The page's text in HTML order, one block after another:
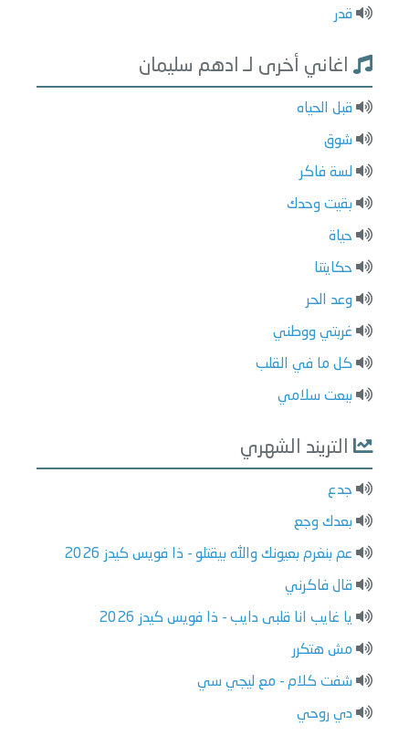
قدر
اغاني أخرى لـ ادهم سليمان
قبل الحياه
شوق
لسة فاكر
بقيت وحدك
حياة
حكايتنا
وعد الحر
غربتي ووطني
كل ما في القلب
ببعت سلامي
التريند الشهري
جدع
بعدك وجع
عم بنغرم بعيونك والله بيقتلو - ذا فويس كيدز 2026
قال فاكرني
يا غايب انا قلبى دايب - ذا فويس كيدز 2026
مش هتكرر
شفت كلام - مع ليجي سي
دي روحي